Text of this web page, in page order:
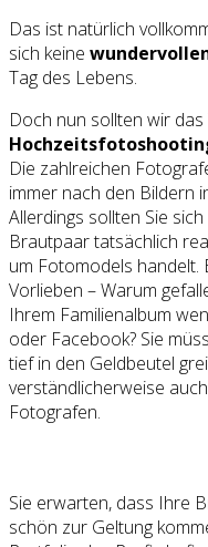
Das ist natürlich
sich keine
Tag des Lebens.
Doch nun sollten wir das
Die zahlreichen
immer nach den Bildern
Allerdings sollten Sie
Brautpaar tatsächlich
um Fotomodels handelt.
Vorlieben – Warum
Ihrem Familienalbum
oder Facebook? Sie
tief in den Geldbeutel
verständlicherweise
Fotografen.
Sie erwarten, dass Ihre
schön zur Geltung